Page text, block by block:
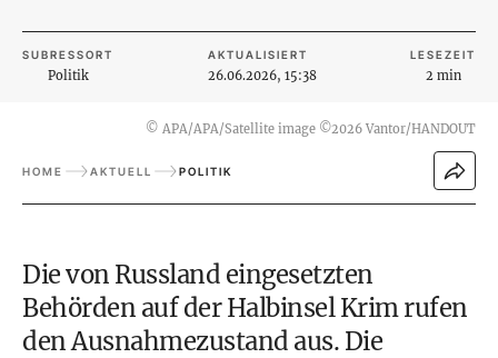
SUBRESSORT
Politik
AKTUALISIERT
26.06.2026, 15:38
LESEZEIT
2 min
© APA/APA/Satellite image ©2026 Vantor/HANDOUT
HOME AKTUELL POLITIK
Die von Russland eingesetzten
Behörden auf der Halbinsel Krim rufen
den Ausnahmezustand aus. Die